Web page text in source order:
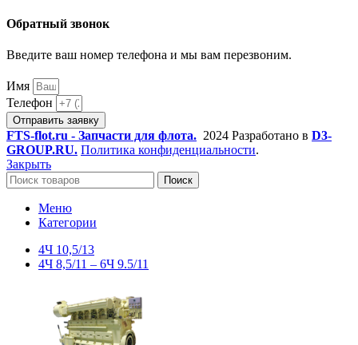
Обратный звонок
Введите ваш номер телефона и мы вам перезвоним.
Имя
Телефон
Отправить заявку
FTS-flot.ru - Запчасти для флота. 2024 Разработано в D3-
GROUP.RU. Политика конфиденциальности.
Закрыть
Поиск
Меню
Категории
4Ч 10,5/13
4Ч 8,5/11 – 6Ч 9.5/11